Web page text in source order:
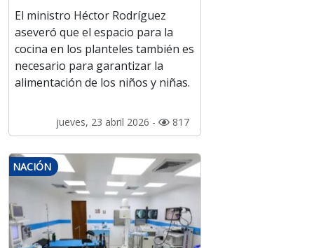
El ministro Héctor Rodríguez
aseveró que el espacio para la
cocina en los planteles también es
necesario para garantizar la
alimentación de los niños y niñas.
jueves, 23 abril 2026 - 817
NACIÓN